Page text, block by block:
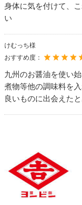
身体に気を付けて、
い
けむっち様
おすすめ度：
九州のお醤油を使い
煮物等他の調味料を
良いものに出会えた